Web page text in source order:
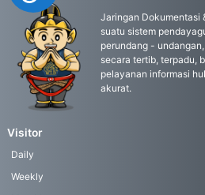
Jaringan Dokumentasi
suatu sistem
perundang -
secara tertib, terpadu,
pelayanan informasi
akurat.
Visitor
Daily
Weekly